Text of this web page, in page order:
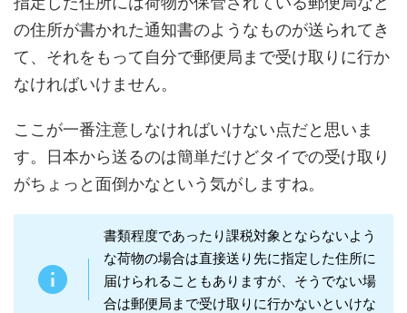
の住所が書かれた通知書のようなものが送られてき
て、それをもって自分で郵便局まで受け取りに行か
なければいけません。
ここが一番注意しなければいけない点だと思いま
す。日本から送るのは簡単だけどタイでの受け取り
がちょっと面倒かなという気がしますね。
書類程度であったり課税対象とならないよう
な荷物の場合は直接送り先に指定した住所に
届けられることもありますが、そうでない場
合は郵便局まで受け取りに行かないといけな